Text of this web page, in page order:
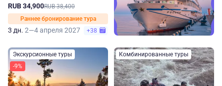
RUB 34,900RUB 38,400
Раннее бронирование тура
3 дн. 2—4 апреля 2027 +38
Экскурсионные туры
-9%
Комбинированные туры